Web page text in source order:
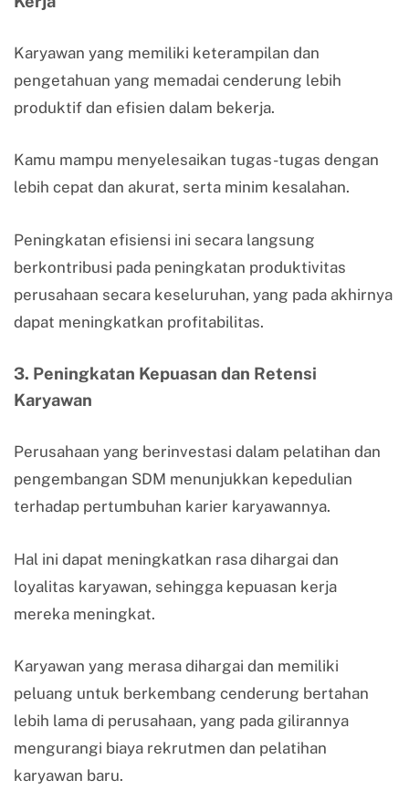
Karyawan yang memiliki keterampilan dan
pengetahuan yang memadai cenderung lebih
produktif dan efisien dalam bekerja.
Kamu mampu menyelesaikan tugas-tugas dengan
lebih cepat dan akurat, serta minim kesalahan.
Peningkatan efisiensi ini secara langsung
berkontribusi pada peningkatan produktivitas
perusahaan secara keseluruhan, yang pada akhirnya
dapat meningkatkan profitabilitas.
3. Peningkatan Kepuasan dan Retensi
Karyawan
Perusahaan yang berinvestasi dalam pelatihan dan
pengembangan SDM menunjukkan kepedulian
terhadap pertumbuhan karier karyawannya.
Hal ini dapat meningkatkan rasa dihargai dan
loyalitas karyawan, sehingga kepuasan kerja
mereka meningkat.
Karyawan yang merasa dihargai dan memiliki
peluang untuk berkembang cenderung bertahan
lebih lama di perusahaan, yang pada gilirannya
mengurangi biaya rekrutmen dan pelatihan
karyawan baru.